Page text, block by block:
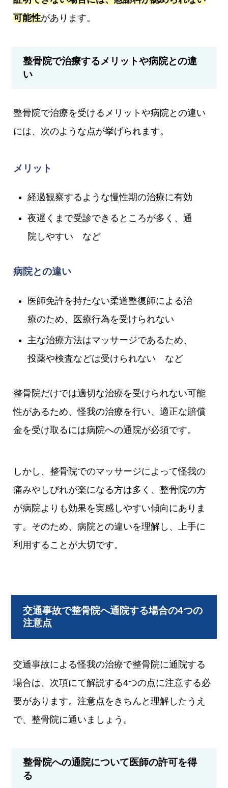
可能性があります。
整骨院で治療するメリットや病院との違
い
整骨院で治療を受けるメリットや病院との違い
には、次のような点が挙げられます。
メリット
経過観察するような慢性期の治療に有効
夜遅くまで受診できるところが多く、通
院しやすい など
病院との違い
医師免許を持たない柔道整復師による治
療のため、医療行為を受けられない
主な治療方法はマッサージであるため、
投薬や検査などは受けられない など
整骨院だけでは適切な治療を受けられない可能
性があるため、怪我の治療を行い、適正な賠償
金を受け取るには病院への通院が必須です。
しかし、整骨院でのマッサージによって怪我の
痛みやしびれが楽になる方は多く、整骨院の方
が病院よりも効果を実感しやすい傾向にありま
す。そのため、病院との違いを理解し、上手に
利用することが大切です。
交通事故で整骨院へ通院する場合の4つの
注意点
交通事故による怪我の治療で整骨院に通院する
場合は、次項にて解説する4つの点に注意する必
要があります。注意点をきちんと理解したうえ
で、整骨院に通いましょう。
整骨院への通院について医師の許可を得
る